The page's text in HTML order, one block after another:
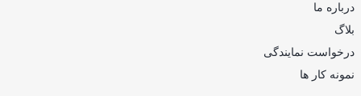
درباره ما
بلاگ
درخواست نمایندگی
نمونه کار ها